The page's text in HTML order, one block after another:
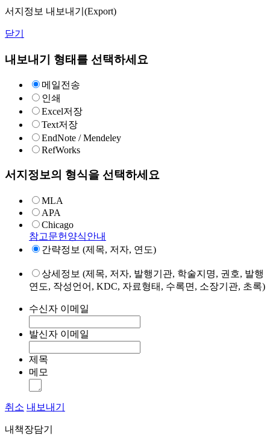
서지정보 내보내기(Export)
닫기
내보내기 형태를 선택하세요
메일전송
인쇄
Excel저장
Text저장
EndNote / Mendeley
RefWorks
서지정보의 형식을 선택하세요
MLA
APA
Chicago
참고문헌양식안내
간략정보 (제목, 저자, 연도)
상세정보 (제목, 저자, 발행기관, 학술지명, 권호, 발행
연도, 작성언어, KDC, 자료형태, 수록면, 소장기관, 초록)
수신자 이메일
발신자 이메일
제목
메모
취소 내보내기
내책장담기